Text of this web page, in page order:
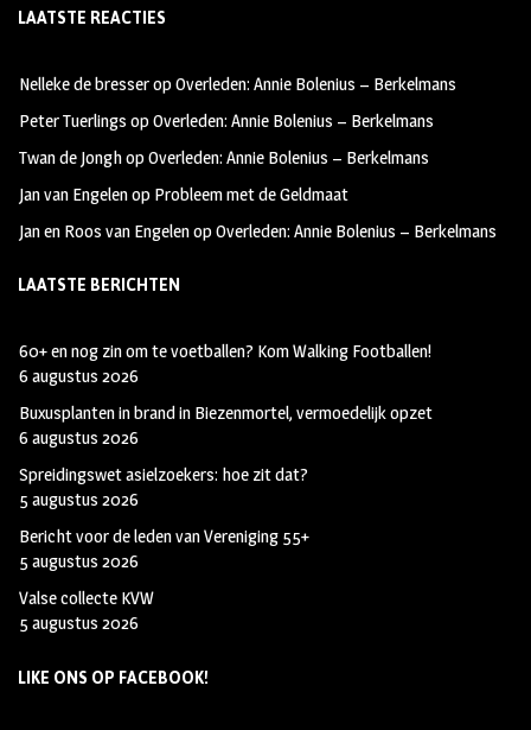
b
oo
k
ag
m
tt
LAATSTE REACTIES
Nelleke de bresseropOverleden: Annie Bolenius – Berkelmans
Peter Tuerlings opOverleden: Annie Bolenius – Berkelmans
Twan de JonghopOverleden: Annie Bolenius – Berkelmans
Jan van Engelenop Probleem met de Geldmaat
Jan en Roos van EngelenopOverleden: Annie Bolenius – Berkelmans
LAATSTE BERICHTEN
60+ en nog zin om te voetballen? Kom Walking Footballen!
6 augustus 2026
Buxusplanten in brand in Biezenmortel, vermoedelijk opzet
6 augustus 2026
Spreidingswet asielzoekers: hoe zit dat?
5 augustus 2026
Bericht voor de leden van Vereniging 55+
5 augustus 2026
Valse collecte KVW
5 augustus 2026
LIKE ONS OP FACEBOOK!